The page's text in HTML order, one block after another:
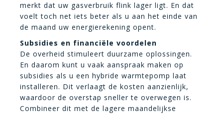
merkt dat uw gasverbruik flink lager ligt. En dat
voelt toch net iets beter als u aan het einde van
de maand uw energierekening opent.
Subsidies en financiële voordelen
De overheid stimuleert duurzame oplossingen.
En daarom kunt u vaak aanspraak maken op
subsidies als u een hybride warmtepomp laat
installeren. Dit verlaagt de kosten aanzienlijk,
waardoor de overstap sneller te overwegen is.
Combineer dit met de lagere maandelijkse